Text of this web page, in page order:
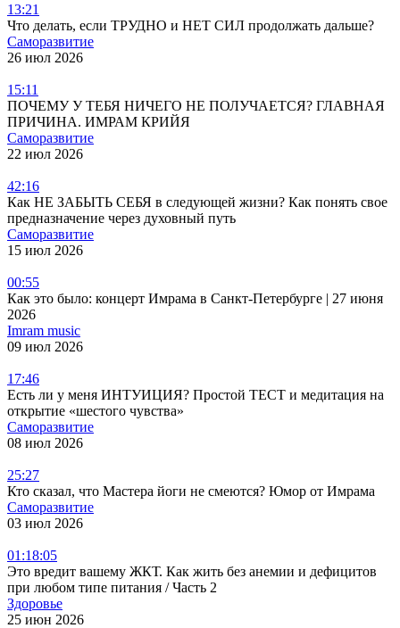
13:21
Что делать, если ТРУДНО и НЕТ СИЛ продолжать дальше?
Саморазвитие
26 июл 2026
15:11
ПОЧЕМУ У ТЕБЯ НИЧЕГО НЕ ПОЛУЧАЕТСЯ? ГЛАВНАЯ
ПРИЧИНА. ИМРАМ КРИЙЯ
Саморазвитие
22 июл 2026
42:16
Как НЕ ЗАБЫТЬ СЕБЯ в следующей жизни? Как понять свое
предназначение через духовный путь
Саморазвитие
15 июл 2026
00:55
Как это было: концерт Имрама в Санкт-Петербурге | 27 июня
2026
Imram music
09 июл 2026
17:46
Есть ли у меня ИНТУИЦИЯ? Простой ТЕСТ и медитация на
открытие «шестого чувства»
Саморазвитие
08 июл 2026
25:27
Кто сказал, что Мастера йоги не смеются? Юмор от Имрама
Саморазвитие
03 июл 2026
01:18:05
Это вредит вашему ЖКТ. Как жить без анемии и дефицитов
при любом типе питания / Часть 2
Здоровье
25 июн 2026